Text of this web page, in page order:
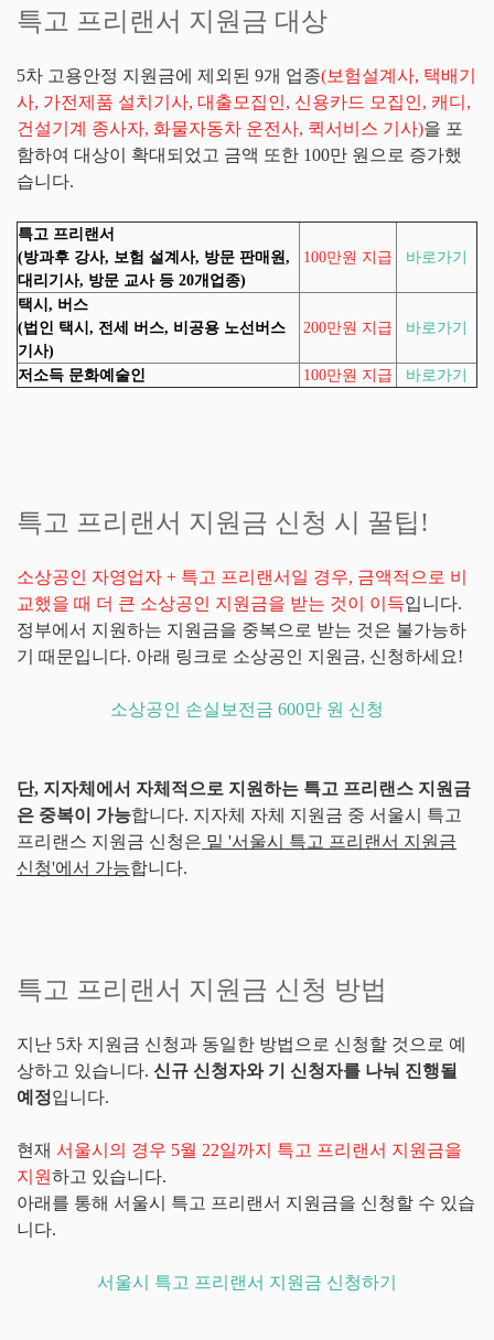
특고 프리랜서 지원금 대상
5차 고용안정 지원금에 제외된 9개 업종(보험설계사, 택배기
사, 가전제품 설치기사, 대출모집인, 신용카드 모집인, 캐디,
건설기계 종사자, 화물자동차 운전사, 퀵서비스 기사)을 포
함하여 대상이 확대되었고 금액 또한 100만 원으로 증가했
습니다.
특고 프리랜서
(방과후 강사, 보험 설계사, 방문 판매원,
대리기사, 방문 교사 등 20개업종)
100만원 지급 바로가기
택시, 버스
(법인 택시, 전세 버스, 비공용 노선버스
기사)
200만원 지급 바로가기
저소득 문화예술인 100만원 지급 바로가기
특고 프리랜서 지원금 신청 시 꿀팁!
소상공인 자영업자 + 특고 프리랜서일 경우, 금액적으로 비
교했을 때 더 큰 소상공인 지원금을 받는 것이 이득입니다.
정부에서 지원하는 지원금을 중복으로 받는 것은 불가능하
기 때문입니다. 아래 링크로 소상공인 지원금, 신청하세요!
소상공인 손실보전금 600만 원 신청
단, 지자체에서 자체적으로 지원하는 특고 프리랜스 지원금
은 중복이 가능합니다. 지자체 자체 지원금 중 서울시 특고
프리랜스 지원금 신청은 밑 '서울시 특고 프리랜서 지원금
신청'에서 가능합니다.
특고 프리랜서 지원금 신청 방법
지난 5차 지원금 신청과 동일한 방법으로 신청할 것으로 예
상하고 있습니다. 신규 신청자와 기 신청자를 나눠 진행될
예정입니다.
현재 서울시의 경우 5월 22일까지 특고 프리랜서 지원금을
지원하고 있습니다.
아래를 통해 서울시 특고 프리랜서 지원금을 신청할 수 있습
니다.
서울시 특고 프리랜서 지원금 신청하기